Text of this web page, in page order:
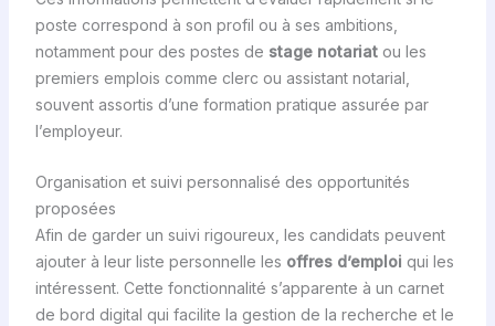
poste correspond à son profil ou à ses ambitions,
notamment pour des postes de stage notariatou les
premiers emplois comme clerc ou assistant notarial,
souvent assortis d’une formation pratique assurée par
l’employeur.
Organisation et suivi personnalisé des opportunités
proposées
Afin de garder un suivi rigoureux, les candidats peuvent
ajouter à leur liste personnelle les offres d’emploi qui les
intéressent. Cette fonctionnalité s’apparente à un carnet
de bord digital qui facilite la gestion de la recherche et le